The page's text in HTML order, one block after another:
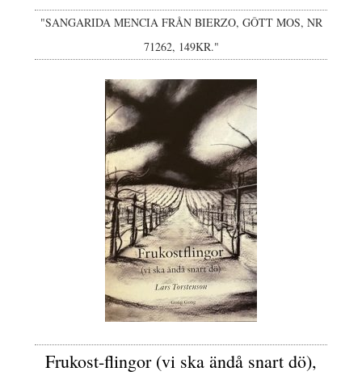
"SANGARIDA MENCIA FRÅN BIERZO, GÔTT MOS, NR
71262, 149KR."
Frukost-flingor (vi ska ändå snart dö),